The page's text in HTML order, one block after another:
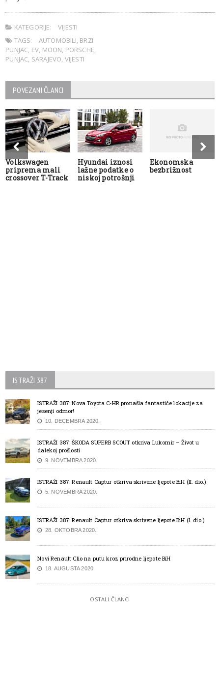
KATEGORIJE:
VIJESTI
TAGS:
AUTOMOBILI, BRZI
PUNJAC, EV, MOON, PORSCHE,
PUNJAC, SARAJEVO, VIJESTI
POVEZANI ČLANCI
Volkswagen
priprema mali
crossover T-Track
Hyundai iznosi
lažne podatke o
niskoj potrošnji
Ekonomska
bezbrižnost
ISTRAŽI 387
ISTRAŽI 387: Nova Toyota C-HR pronašla fantastiče lokacije za
jesenji odmor!
10. DECEMBRA 2020.
ISTRAŽI 387: ŠKODA SUPERB SCOUT otkriva Lukomir – Život u
dalekoj prošlosti
9. NOVEMBRA 2020.
ISTRAŽI 387: Renault Captur otkriva skrivene ljepote BiH (II. dio.)
5. NOVEMBRA 2020.
ISTRAŽI 387: Renault Captur otkriva skrivene ljepote BiH (I. dio.)
28. OKTOBRA 2020.
Novi Renault Clio na putu kroz prirodne ljepote BiH
18. AUGUSTA 2020.
OSTALI ČLANCI